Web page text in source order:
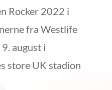
Rocker 2022 i
fra Westlife
august i
store UK stadion